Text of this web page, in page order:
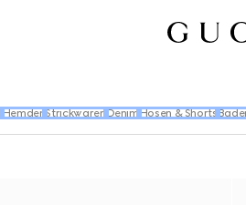
Hemden Strickwaren Denim Hosen & Shorts